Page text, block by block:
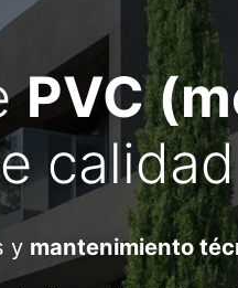
PVC
y mantenimiento